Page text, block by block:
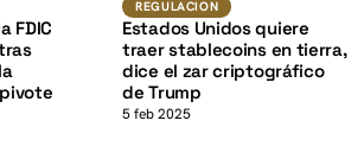
FDIC
REGULACION
Estados Unidos quiere
traer stablecoins en tierra,
dice el zar criptográfico
de Trump
5 feb 2025